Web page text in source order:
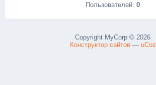
Пользователей: 0
Copyright MyCorp © 2026
Конструктор сайтов— uCoz